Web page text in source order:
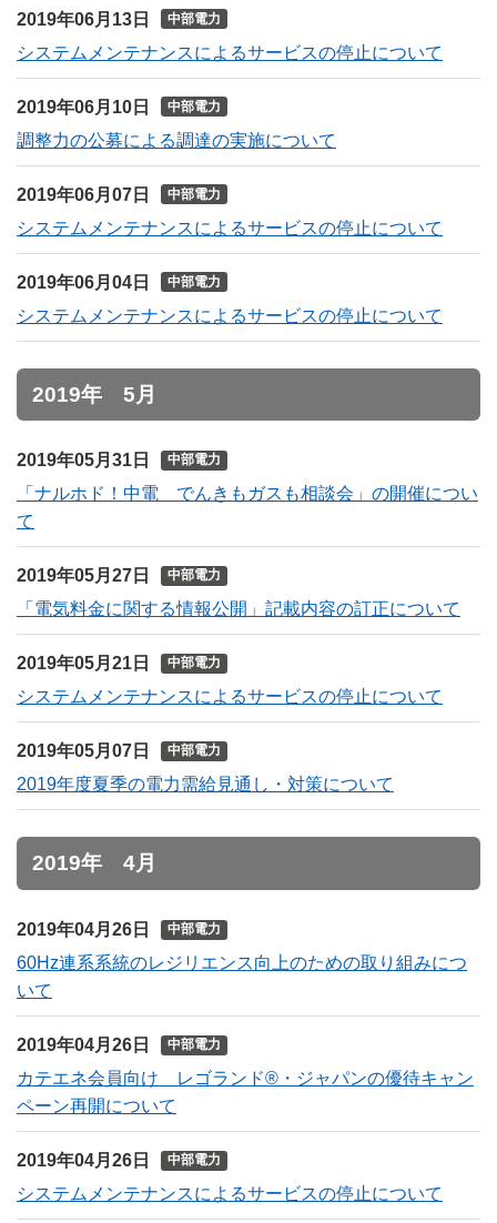
2019年06月13日 中部電力
システムメンテナンスによるサービスの停止について
2019年06月10日 中部電力
調整力の公募による調達の実施について
2019年06月07日 中部電力
システムメンテナンスによるサービスの停止について
2019年06月04日 中部電力
システムメンテナンスによるサービスの停止について
2019年 5月
2019年05月31日 中部電力
「ナルホド！中電 でんきもガスも相談会」の開催につい
て
2019年05月27日 中部電力
「電気料金に関する情報公開」記載内容の訂正について
2019年05月21日 中部電力
システムメンテナンスによるサービスの停止について
2019年05月07日 中部電力
2019年度夏季の電力需給見通し・対策について
2019年 4月
2019年04月26日 中部電力
60Hz連系系統のレジリエンス向上のための取り組みにつ
いて
2019年04月26日 中部電力
カテエネ会員向け レゴランド®・ジャパンの優待キャン
ペーン再開について
2019年04月26日 中部電力
システムメンテナンスによるサービスの停止について